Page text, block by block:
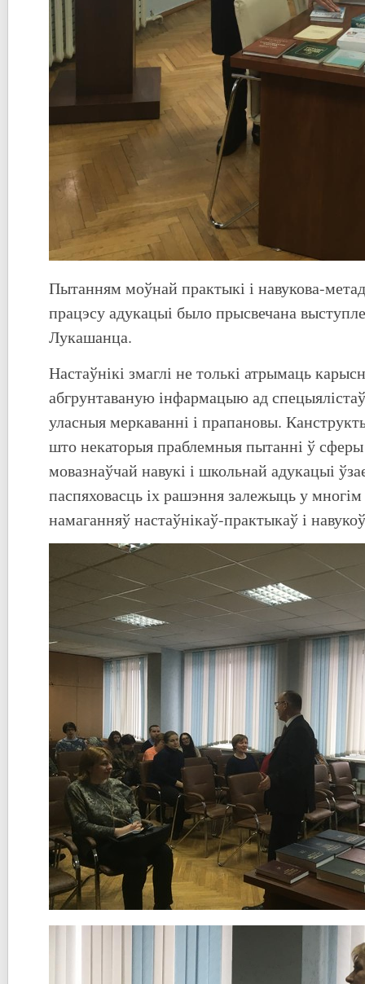
Пытанням моўнай практыкі і навукова-
працэсу адукацыі было прысвечана
Лукашанца.
Настаўнікі змаглі не толькі атрымаць
абгрунтаваную інфармацыю ад
уласныя меркаванні і прапановы.
што некаторыя праблемныя пытанні ў
мовазнаўчай навукі і школьнай адукацыі
паспяховасць іх рашэння залежыць у
намаганняў настаўнікаў-практыкаў і